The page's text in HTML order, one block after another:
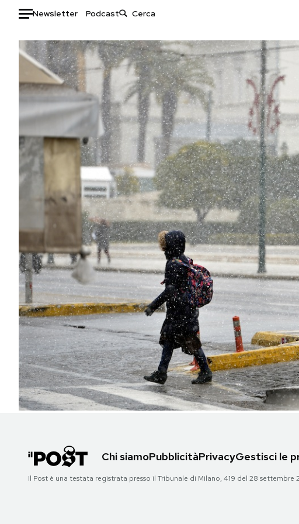
Newsletter Podcast
Auto
HOME
Mondo
Tecnologia
Internet
Scienza
Cultura
Economia
Sport
Moda
Libri
Consumismi
Storie/Idee
Ok Boomer!
Media
Europa
Altrecose
Mondiali calcio 2026
PODCAST
NEWSLETTER
I MIEI PREFERITI
SHOP
AREA PERSONALE
Chi siamoPubblicitàPrivacyGestisci le
Il Post è una testata registrata presso il Tribunale di Milano, 419 del 28 settembre